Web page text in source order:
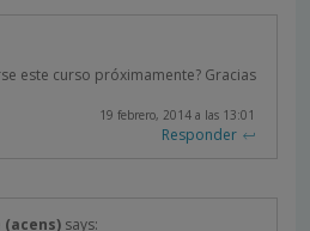
19 febrero, 2014 a las 13:01
este curso próximamente? Gracias
Responder
(acens) says: